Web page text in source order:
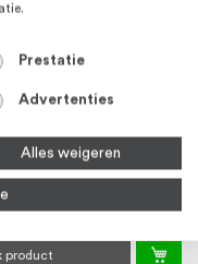
150 mm Verstelbaar MOD
product
42,4 mm met
150 mm MOD 0551 RVS316
product
Prestatie
Advertenties
Alles weigeren